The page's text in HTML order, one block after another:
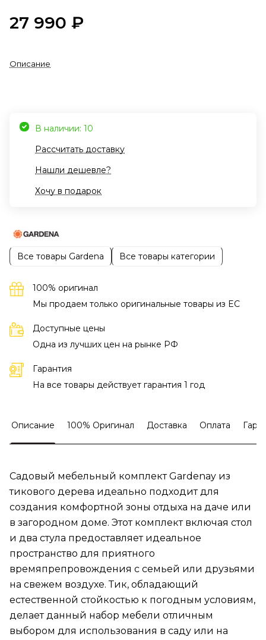
27 990 ₽
Описание
В наличии: 10
Рассчитать доставку
Нашли дешевле?
Хочу в подарок
Все товары Gardena Все товары категории
100% оригинал
Мы продаем только оригинальные товары из EC
Доступные цены
Одна из лучших цен на рынке РФ
Гарантия
На все товары действует гарантия 1 год
Описание 100% Оригинал Доставка Оплата
Садовый мебельный комплект Gardenay из
тикового дерева идеально подходит для
создания комфортной зоны отдыха на даче или
в загородном доме. Этот комплект включая стол
и два стула предоставляет идеальное
пространство для приятного
времяпрепровождения с семьей или друзьями
на свежем воздухе. Тик, обладающий
естественной стойкостью к погодным условиям,
делает данный набор мебели отличным
выбором для использования в саду или на